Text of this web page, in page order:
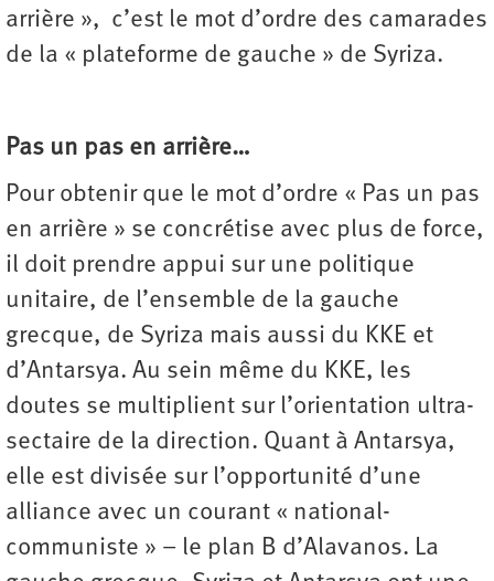
arrière », c’est le mot d’ordre des camarades
de la « plateforme de gauche » de Syriza.
Pas un pas en arrière…
Pour obtenir que le mot d’ordre « Pas un pas
en arrière » se concrétise avec plus de force,
il doit prendre appui sur une politique
unitaire, de l’ensemble de la gauche
grecque, de Syriza mais aussi du KKE et
d’Antarsya. Au sein même du KKE, les
doutes se multiplient sur l’orientation ultra-
sectaire de la direction. Quant à Antarsya,
elle est divisée sur l’opportunité d’une
alliance avec un courant « national-
communiste » – le plan B d’Alavanos. La